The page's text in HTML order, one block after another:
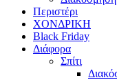
Περιστέρι
ΧΟΝΔΡΙΚΗ
Black Friday
Διάφορα
Σπίτι